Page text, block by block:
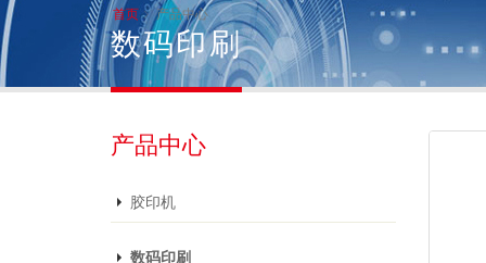
首页 产品中心
数码印刷
产品中心
胶印机
数码印刷